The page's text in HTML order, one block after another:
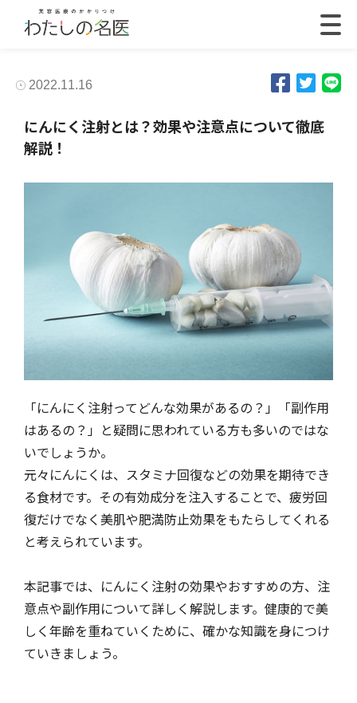
2022.11.16
にんにく注射とは？効果や注意点について徹底
解説！
「にんにく注射ってどんな効果があるの？」「副作用
はあるの？」と疑問に思われている方も多いのではな
いでしょうか。
元々にんにくは、スタミナ回復などの効果を期待でき
る食材です。その有効成分を注入することで、疲労回
復だけでなく美肌や肥満防止効果をもたらしてくれる
と考えられています。
本記事では、にんにく注射の効果やおすすめの方、注
意点や副作用について詳しく解説します。健康的で美
しく年齢を重ねていくために、確かな知識を身につけ
ていきましょう。